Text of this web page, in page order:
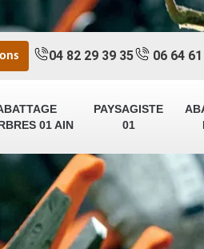
01 AIN
PAYSAGISTE
01
04 82 29 39 35 06 64